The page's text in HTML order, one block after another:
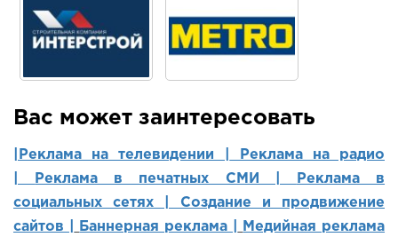
Вас может заинтересовать
|Реклама на телевидении |
Реклама на радио
Реклама в печатных СМИ |
Реклама в
социальных сетях | Создание и продвижение
сайтов
Баннерная реклама |
Медийная реклама